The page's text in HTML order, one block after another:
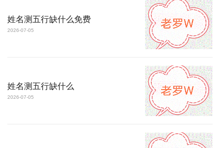
姓名测五行缺什么免费
2026-07-05
姓名测五行缺什么
2026-07-05